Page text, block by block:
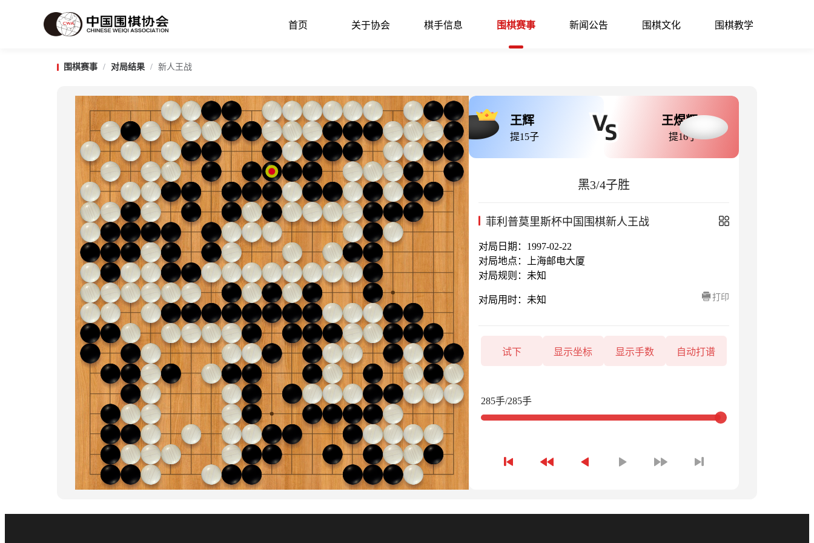
首页 关于协会 棋手信息 围棋赛事 新闻公告 围棋文化 围棋教学
围棋赛事 / 对局结果 / 新人王战
王辉
提15子
王煜辉
提16子
黑3/4子胜
菲利普莫里斯杯中国围棋新人王战
对局日期：1997-02-22
对局地点：上海邮电大厦
对局规则：未知
对局用时：未知 打印
试下 显示坐标 显示手数 自动打谱
285手/285手